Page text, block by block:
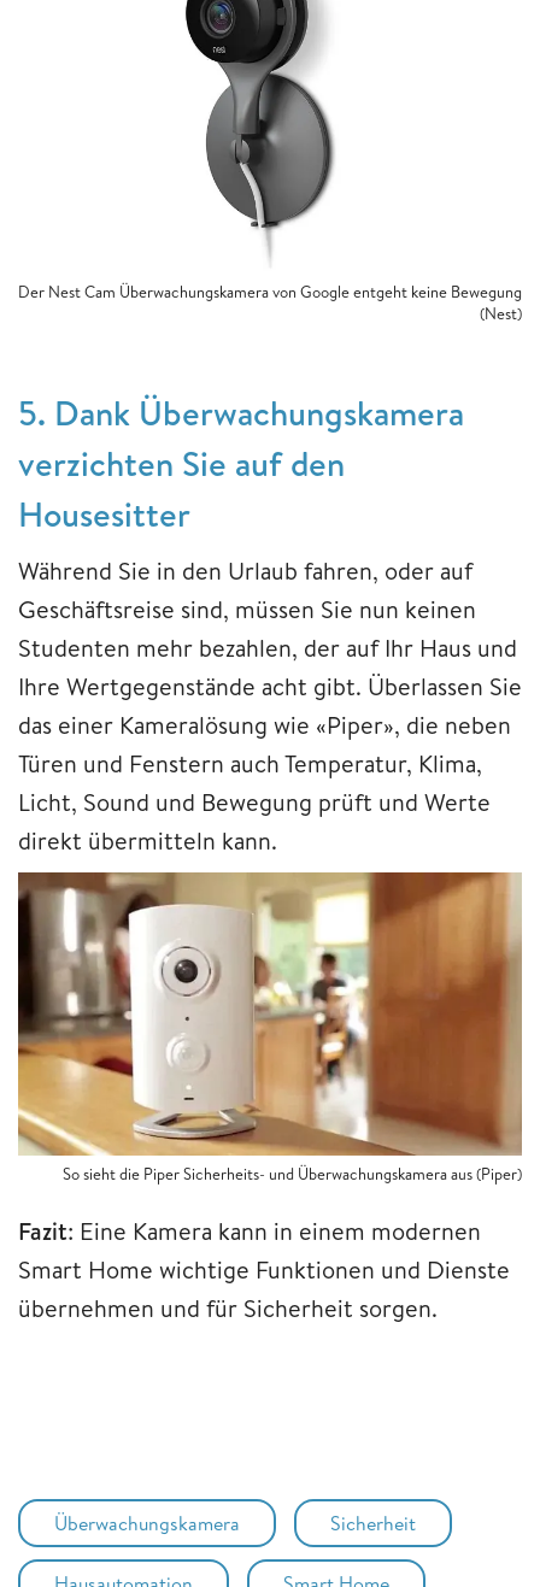
Der Nest Cam Überwachungskamera von Google entgeht keine Bewegung
(Nest)
5. Dank Überwachungskamera
verzichten Sie auf den
Housesitter
Während Sie in den Urlaub fahren, oder auf
Geschäftsreise sind, müssen Sie nun keinen
Studenten mehr bezahlen, der auf Ihr Haus und
Ihre Wertgegenstände acht gibt. Überlassen Sie
das einer Kameralösung wie «Piper», die neben
Türen und Fenstern auch Temperatur, Klima,
Licht, Sound und Bewegung prüft und Werte
direkt übermitteln kann.
So sieht die Piper Sicherheits- und Überwachungskamera aus (Piper)
Fazit: Eine Kamera kann in einem modernen
Smart Home wichtige Funktionen und Dienste
übernehmen und für Sicherheit sorgen.
Überwachungskamera Sicherheit